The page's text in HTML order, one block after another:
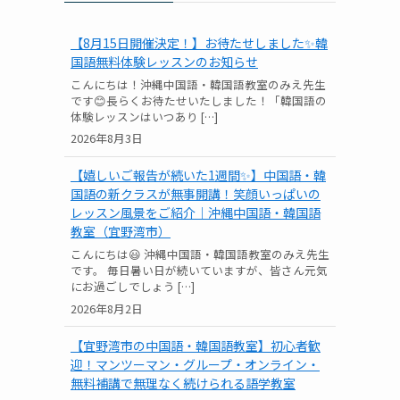
【8月15日開催決定！】お待たせしました✨韓
国語無料体験レッスンのお知らせ
2026年8月3日
こんにちは！沖縄中国語・韓国語教室のみえ先生
です😊長らくお待たせいたしました！「韓国語の
体験レッスンはいつあり […]
【嬉しいご報告が続いた1週間✨】中国語・韓
国語の新クラスが無事開講！笑顔いっぱいの
レッスン風景をご紹介｜沖縄中国語・韓国語
教室（宜野湾市）
2026年8月2日
こんにちは😃 沖縄中国語・韓国語教室のみえ先生
です。 毎日暑い日が続いていますが、皆さん元気
にお過ごしでしょう […]
【宜野湾市の中国語・韓国語教室】初心者歓
迎！マンツーマン・グループ・オンライン・
無料補講で無理なく続けられる語学教室